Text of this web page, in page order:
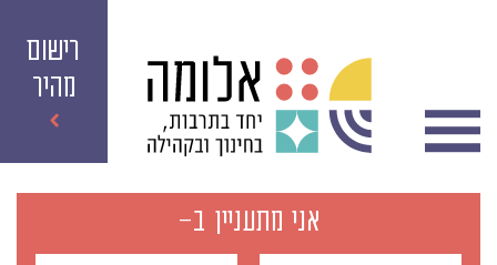
רישום
מהיר
אני מתעניין ב-